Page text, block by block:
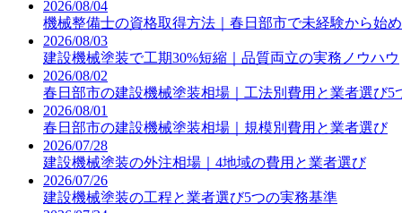
2026/08/04
機械整備士の資格取得方法｜春日部市で未経験から始
2026/08/03
建設機械塗装で工期30%短縮｜品質両立の実務ノウハウ
2026/08/02
春日部市の建設機械塗装相場｜工法別費用と業者選び5
2026/08/01
春日部市の建設機械塗装相場｜規模別費用と業者選び
2026/07/28
建設機械塗装の外注相場｜4地域の費用と業者選び
2026/07/26
建設機械塗装の工程と業者選び5つの実務基準